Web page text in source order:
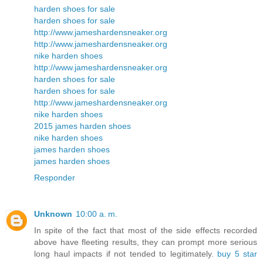
harden shoes for sale
harden shoes for sale
http://www.jameshardensneaker.org
http://www.jameshardensneaker.org
nike harden shoes
http://www.jameshardensneaker.org
harden shoes for sale
harden shoes for sale
http://www.jameshardensneaker.org
nike harden shoes
2015 james harden shoes
nike harden shoes
james harden shoes
james harden shoes
Responder
Unknown 10:00 a. m.
In spite of the fact that most of the side effects recorded
above have fleeting results, they can prompt more serious
long haul impacts if not tended to legitimately. buy 5 star